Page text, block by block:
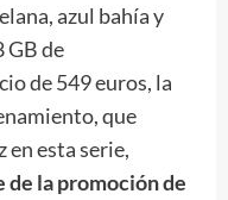
azul bahía y
GB de
de 549 euros, la
que
en esta serie,
de la promoción de